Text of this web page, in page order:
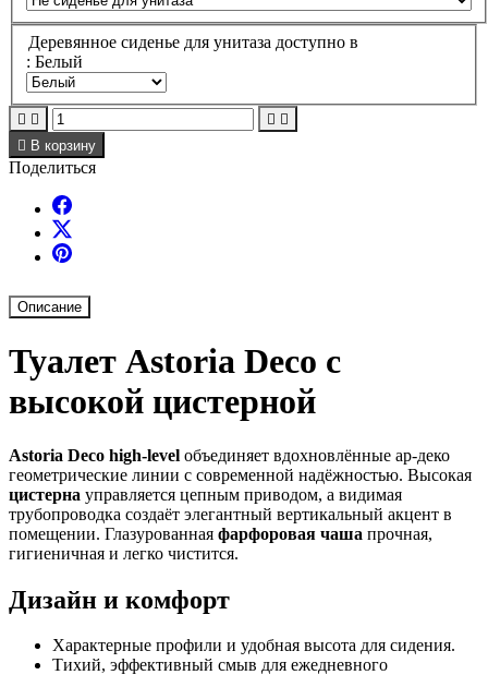
Деревянное сиденье для унитаза доступно в
: Белый
   
 В корзину
Поделиться
Описание
Туалет Astoria Deco с
высокой цистерной
Astoria Deco high-level объединяет вдохновлённые ар-деко
геометрические линии с современной надёжностью. Высокая
цистерна управляется цепным приводом, а видимая
трубопроводка создаёт элегантный вертикальный акцент в
помещении. Глазурованная фарфоровая чаша прочная,
гигиеничная и легко чистится.
Дизайн и комфорт
Характерные профили и удобная высота для сидения.
Тихий, эффективный смыв для ежедневного